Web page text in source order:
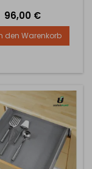
2 Eimer mit einem
von je
Auszüge sind voll
d.h. der
Schrank heraus.
geöffnet wird.
Preis
96,00 €
den Warenkorb